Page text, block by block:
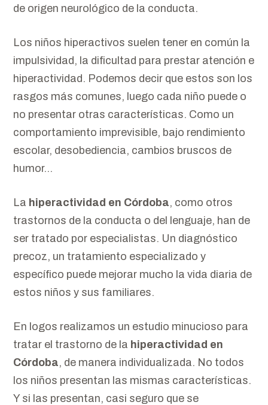
de origen neurológico de la conducta.
Los niños hiperactivos suelen tener en común la
impulsividad, la dificultad para prestar atención e
hiperactividad. Podemos decir que estos son los
rasgos más comunes, luego cada niño puede o
no presentar otras características. Como un
comportamiento imprevisible, bajo rendimiento
escolar, desobediencia, cambios bruscos de
humor…
La hiperactividad en Córdoba, como otros
trastornos de la conducta o del lenguaje, han de
ser tratado por especialistas. Un diagnóstico
precoz, un tratamiento especializado y
específico puede mejorar mucho la vida diaria de
estos niños y sus familiares.
En logos realizamos un estudio minucioso para
tratar el trastorno de la hiperactividad en
Córdoba, de manera individualizada. No todos
los niños presentan las mismas características.
Y si las presentan, casi seguro que se